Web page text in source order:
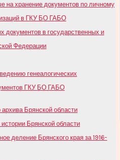
на хранение документов по личному
в ГКУ БО ГАБО
документов в государственных и
Федерации
генеалогических
ГКУ БО ГАБО
Брянской области
Брянской области
деление Брянского края за 1916-